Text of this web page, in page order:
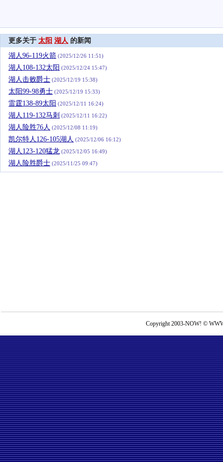
更多关于 太阳 湖人 的新闻
湖人96-119火箭 (2025/12/26 11:51)
湖人108-132太阳 (2025/12/24 15:47)
湖人击败爵士 (2025/12/19 15:38)
太阳99-98勇士 (2025/12/19 15:33)
雷霆138-89太阳 (2025/12/11 16:24)
湖人119-132马刺 (2025/12/11 16:22)
湖人险胜76人 (2025/12/08 11:19)
凯尔特人126-105湖人 (2025/12/06 16:12)
湖人123-120猛龙 (2025/12/05 16:49)
湖人险胜爵士 (2025/11/25 09:47)
Copyright 2003-NOW! ©